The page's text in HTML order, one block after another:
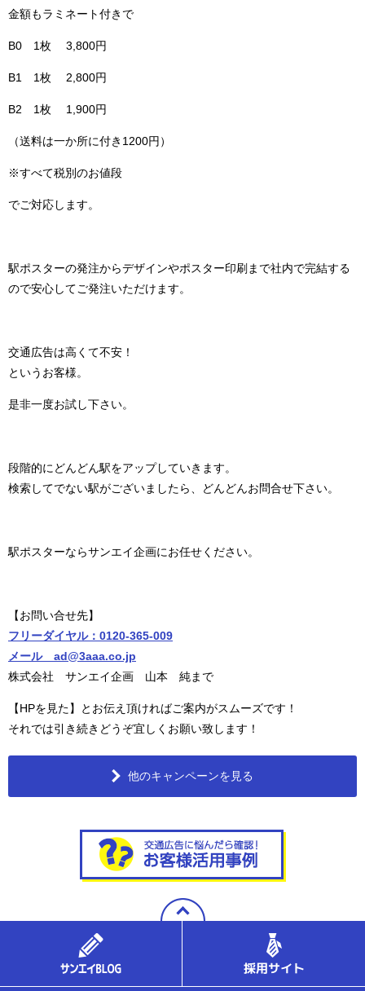
金額もラミネート付きで
B0 1枚 3,800円
B1 1枚 2,800円
B2 1枚 1,900円
（送料は一か所に付き1200円）
※すべて税別のお値段
でご対応します。
駅ポスターの発注からデザインやポスター印刷まで社内で完結する
ので安心してご発注いただけます。
交通広告は高くて不安！
というお客様。
是非一度お試し下さい。
段階的にどんどん駅をアップしていきます。
検索してでない駅がございましたら、どんどんお問合せ下さい。
駅ポスターならサンエイ企画にお任せください。
【お問い合せ先】
フリーダイヤル：0120-365-009
メール ad@3aaa.co.jp
株式会社 サンエイ企画 山本 純まで
【HPを見た】とお伝え頂ければご案内がスムーズです！
それでは引き続きどうぞ宜しくお願い致します！
他のキャンペーンを見る